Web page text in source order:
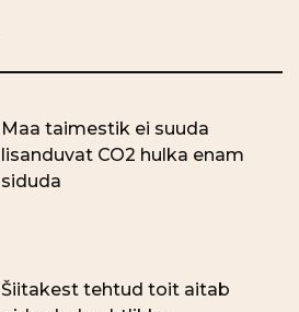
Maa taimestik ei suuda
lisanduvat CO2 hulka enam
siduda
Šiitakest tehtud toit aitab